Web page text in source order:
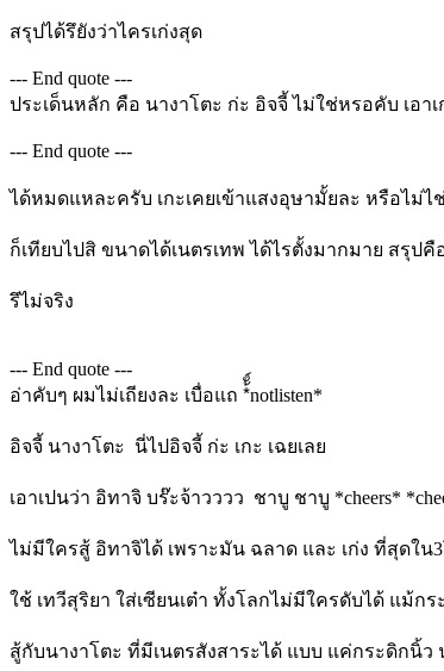
สรุปได้รึยังว่าไครเก่งสุด
--- End quote ---
ประเด็นหลัก คือ นางาโตะ ก่ะ อิจจี้ ไม่ใช่หรอคับ เอาเ
--- End quote ---
ได้หมดแหละครับ เกะเคยเข้าแสงอุษามั้ยละ หรือไม่ไช่
ก็เทียบไปสิ ขนาดได้เนตรเทพ ได้ไรตั้งมากมาย สรุป
รึไม่จริง
--- End quote ---
อ่าคับๆ ผมไม่เถียงละ เบื่อแถ *้ั์notlisten*
อิจจี้ นางาโตะ นี่ไปอิจจี้ ก่ะ เกะ เฉยเลย
เอาเปนว่า อิทาจิ บร๊ะจ้าวววว ชาบู ชาบู *cheers*
ไม่มีใครสู้ อิทาจิได้ เพราะมัน ฉลาด และ เก่ง ที่สุดใน
ใช้ เทวีสุริยา ใส่เซียนเต๋า ทั้งโลกไม่มีใครดับได้ แม้กร
สู้กับนางาโตะ ที่มีเนตรสังสาระได้ แบบ แค่กระดิกนิ้ว